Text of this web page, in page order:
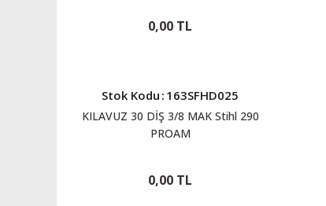
0,00 TL
Stok Kodu : 163SFHD025
KILAVUZ 30 DİŞ 3/8 MAK Stihl 290
PROAM
0,00 TL